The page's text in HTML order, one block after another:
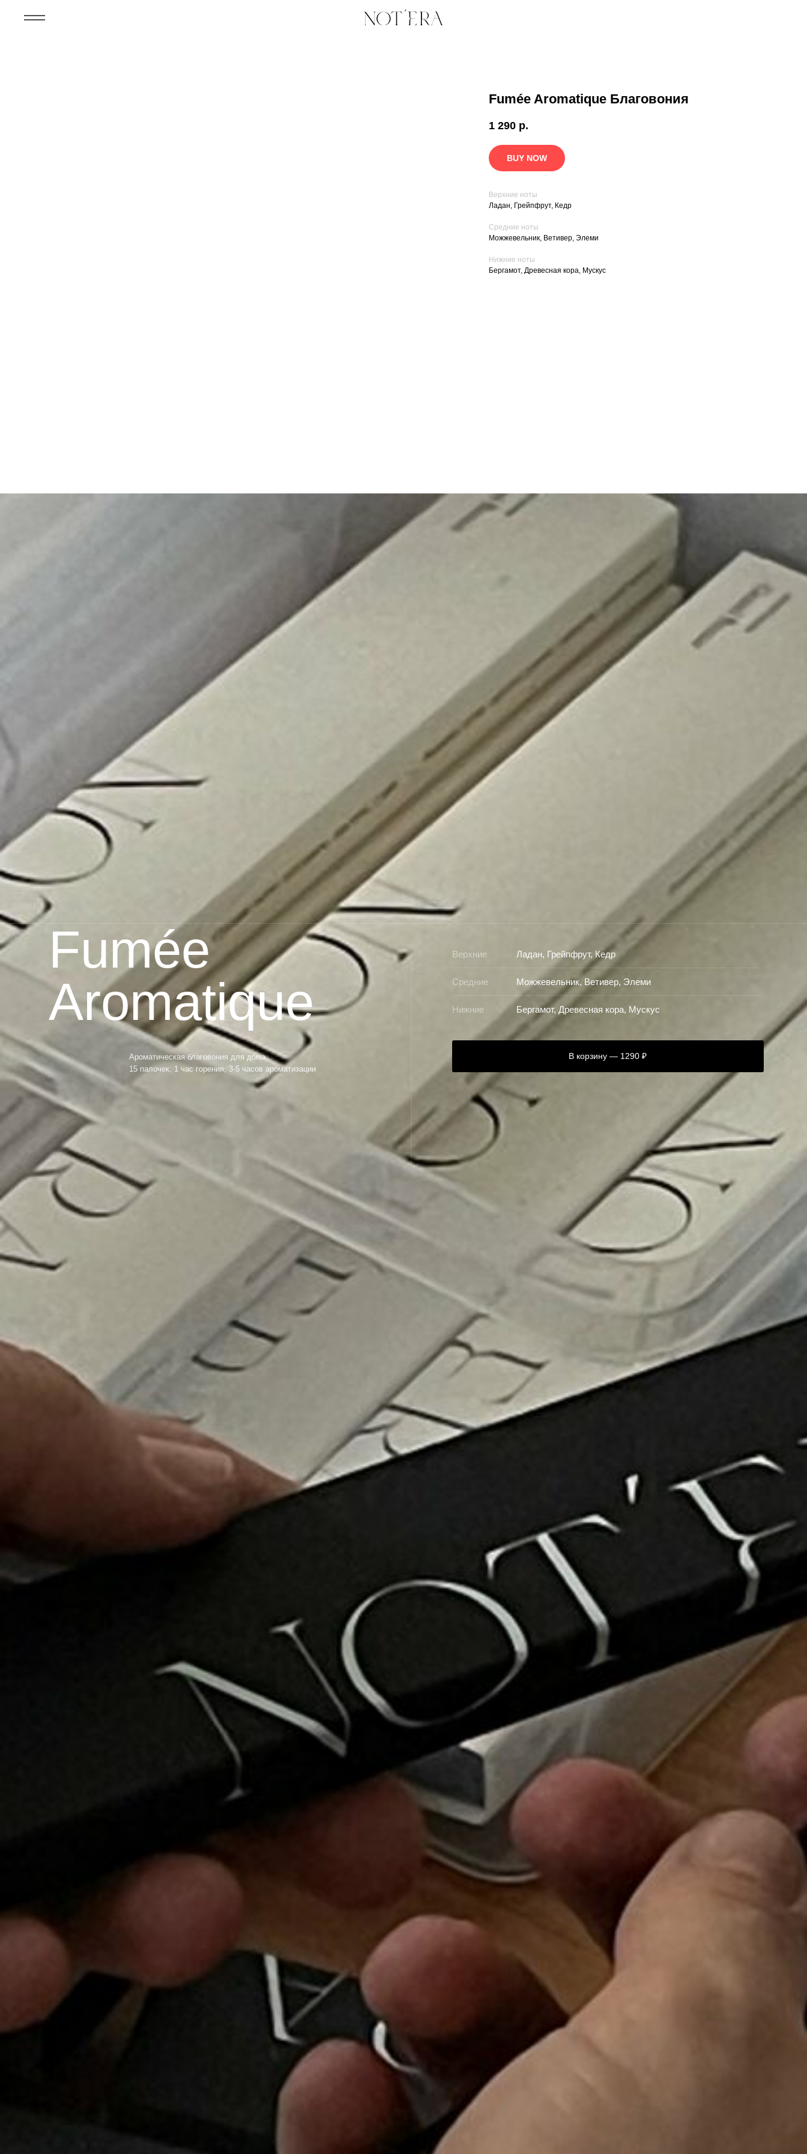
Fumée Aromatique Благовония
1 290 р.
BUY NOW
Верхние ноты
Ладан, Грейпфрут, Кедр
Средние ноты
Можжевельник, Ветивер, Элеми
Нижние ноты
Бергамот, Древесная кора, Мускус
Ладан, Грейпфрут, Кедр
Верхние
Можжевельник, Ветивер, Элеми
Бергамот, Древесная кора, Мускус
Ароматическая благовония для дома
15 палочек, 1 час горения, 3-5 часов ароматизации
Средние
Нижние
В корзину — 1290 ₽
Fumée
Aromatique